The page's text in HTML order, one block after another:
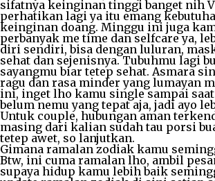
sifatnya keinginan tinggi banget nih
perhatikan lagi ya itu emang
keinginan doang. Minggu ini juga
perbanyak me time dan selfcare ya,
diri sendiri, bisa dengan luluran,
sehat dan sejenisnya. Tubuhmu lagi
sayangmu biar tetep sehat. Asmara
ragu dan rasa minder yang lumayan
ini, inget lho kamu single sampai
belum nemu yang tepat aja, jadi ayo
Untuk couple, hubungan aman
masing dari kalian sudah tau porsi
tetep awet, so lanjutkan.
Gimana ramalan zodiak kamu
Btw, ini cuma ramalan lho, ambil
supaya hidup kamu lebih baik